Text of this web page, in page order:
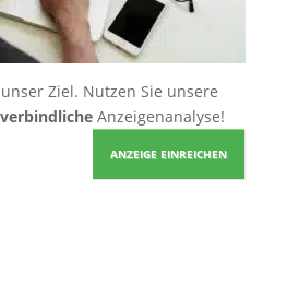
Ziel. Nutzen Sie unsere
Anzeigenanalyse!
ANZEIGE EINREICHEN